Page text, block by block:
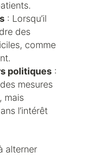
: Lorsqu’il
des
comme
politiques:
mesures
mais
l’intérêt
alterner